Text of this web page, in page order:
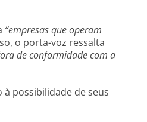
“empresas que operam
o porta-voz ressalta
de conformidade com a
possibilidade de seus